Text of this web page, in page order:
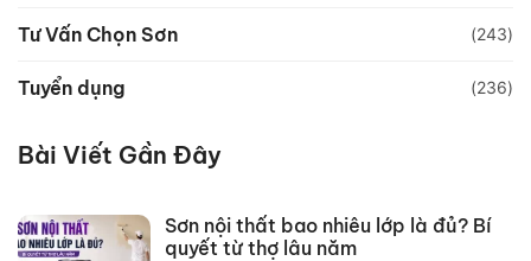
Tư Vấn Chọn Sơn (243)
Tuyển dụng (236)
Bài Viết Gần Đây
Sơn nội thất bao nhiêu lớp là đủ? Bí
quyết từ thợ lâu năm